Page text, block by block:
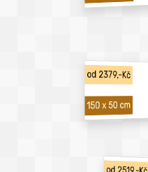
od 2379,-Kč
150 x 50 cm